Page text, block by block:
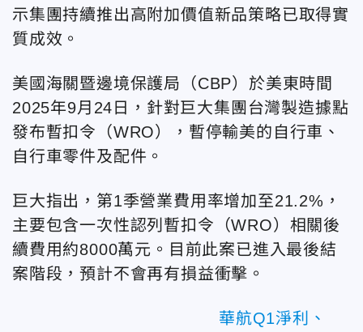
示集團持續推出高附加價值新品策略已取得實
質成效。
美國海關暨邊境保護局（CBP）於美東時間
2025年9月24日，針對巨大集團台灣製造據點
發布暫扣令（WRO），暫停輸美的自行車、
自行車零件及配件。
巨大指出，第1季營業費用率增加至21.2%，
主要包含一次性認列暫扣令（WRO）相關後
續費用約8000萬元。目前此案已進入最後結
案階段，預計不會再有損益衝擊。
華航Q1淨利、